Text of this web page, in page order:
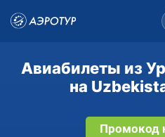
Авиабилеты из
на
Промокод